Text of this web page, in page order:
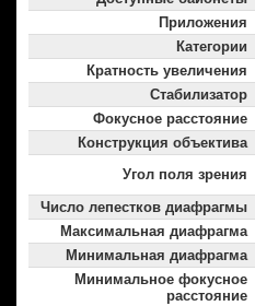
Приложения
Категории
Кратность увеличения
Стабилизатор
Фокусное расстояние
Конструкция объектива
Угол поля зрения
Число лепестков диафрагмы
Максимальная диафрагма
Минимальная диафрагма
Минимальное фокусное
расстояние